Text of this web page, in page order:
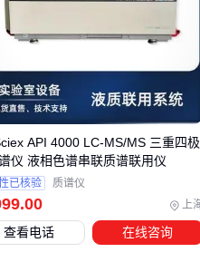
.00 上
API 4000 LC-MS/MS 三重四极
仪 液相色谱串联质谱联用仪
已核验 质谱仪
查看电话 在线咨询